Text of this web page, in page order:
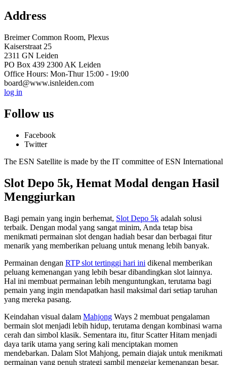
Address
Breimer Common Room, Plexus
Kaiserstraat 25
2311 GN Leiden
PO Box 439 2300 AK Leiden
Office Hours: Mon-Thur 15:00 - 19:00
board@www.isnleiden.com
log in
Follow us
Facebook
Twitter
The ESN Satellite is made by the IT committee of ESN International
Slot Depo 5k, Hemat Modal dengan Hasil
Menggiurkan
Bagi pemain yang ingin berhemat, Slot Depo 5k adalah solusi
terbaik. Dengan modal yang sangat minim, Anda tetap bisa
menikmati permainan slot dengan hadiah besar dan berbagai fitur
menarik yang memberikan peluang untuk menang lebih banyak.
Permainan dengan RTP slot tertinggi hari ini dikenal memberikan
peluang kemenangan yang lebih besar dibandingkan slot lainnya.
Hal ini membuat permainan lebih menguntungkan, terutama bagi
pemain yang ingin mendapatkan hasil maksimal dari setiap taruhan
yang mereka pasang.
Keindahan visual dalam Mahjong Ways 2 membuat pengalaman
bermain slot menjadi lebih hidup, terutama dengan kombinasi warna
cerah dan simbol klasik. Sementara itu, fitur Scatter Hitam menjadi
daya tarik utama yang sering kali menciptakan momen
mendebarkan. Dalam Slot Mahjong, pemain diajak untuk menikmati
permainan yang penuh strategi sambil mengejar kemenangan besar.